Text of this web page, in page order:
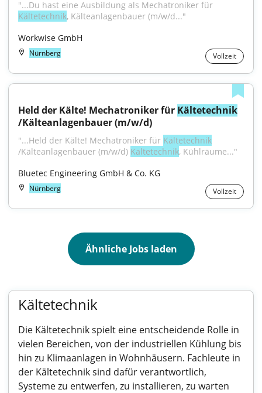
Kältetechnik, Kälteanlagenbauer (m/w/d..."
Workwise GmbH
Nürnberg Vollzeit
Held der Kälte! Mechatroniker für Kältetechnik
/Kälteanlagenbauer (m/w/d)
"...Held der Kälte! Mechatroniker für Kältetechnik
/Kälteanlagenbauer (m/w/d) Kältetechnik, Kühlräume..."
Bluetec Engineering GmbH & Co. KG
Nürnberg Vollzeit
Ähnliche Jobs laden
Kältetechnik
Die Kältetechnik spielt eine entscheidende Rolle in
vielen Bereichen, von der industriellen Kühlung bis
hin zu Klimaanlagen in Wohnhäusern. Fachleute in
der Kältetechnik sind dafür verantwortlich,
Systeme zu entwerfen, zu installieren, zu warten